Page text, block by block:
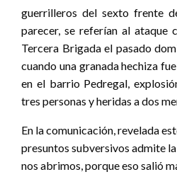
guerrilleros del sexto frente
parecer, se referían al ataque
Tercera Brigada el pasado
cuando una granada hechiza
en el barrio Pedregal,
tres personas y heridas a dos
En la comunicación, revelada
presuntos subversivos admite
nos abrimos, porque eso salió